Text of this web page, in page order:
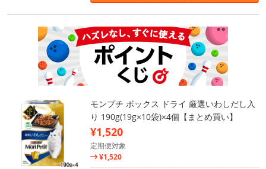
モンプチ ボックス ドライ 厳選いわしだし入
り 190g(19g×10袋)×4個【まとめ買い】
¥1,520
定期便対象
¥1,520